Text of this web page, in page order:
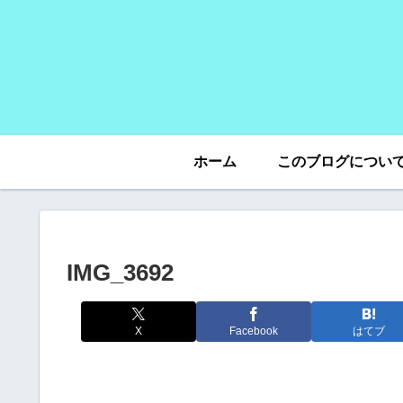
ホーム このブログについ
IMG_3692
X Facebook はてブ